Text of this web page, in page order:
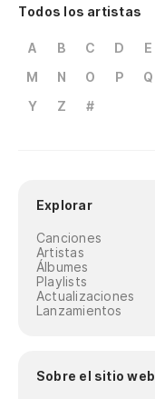
Todos los artistas
A B C D E
M
N O P Q
Y
Z #
Explorar
Canciones
Artistas
Álbumes
Playlists
Actualizaciones
Lanzamientos
Sobre el sitio web